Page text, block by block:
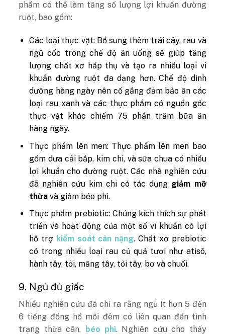
phẩm có thể làm tăng số lượng lợi khuẩn đường
ruột, bao gồm:
Các loại thực vật: Bổ sung thêm trái cây, rau và
ngũ cốc trong chế độ ăn uống sẽ giúp tăng
lượng chất xơ hấp thụ và tạo ra nhiều loại vi
khuẩn đường ruột đa dạng hơn. Chế độ dinh
dưỡng hàng ngày nên cố gắng đảm bảo ăn các
loại rau xanh và các thực phẩm có nguồn gốc
thực vật khác chiếm 75 phần trăm bữa ăn
hàng ngày.
Thực phẩm lên men: Thực phẩm lên men bao
gồm dưa cải bắp, kim chi, và sữa chua có nhiều
lợi khuẩn cho đường ruột. Các nhà nghiên cứu
đã nghiên cứu kim chi có tác dụng giảm mỡ
thừavà giảm béo phì.
Thực phẩm prebiotic: Chúng kích thích sự phát
triển và hoạt động của một số vi khuẩn có lợi
hỗ trợ kiểm soát cân nặng. Chất xơ prebiotic
có trong nhiều loại rau củ quả tươi như atisô,
hành tây, tỏi, măng tây, tỏi tây, bơ và chuối.
9. Ngủ đủ giấc
Nhiều nghiên cứu đã chỉ ra rằng ngủ ít hơn 5 đến
6 tiếng đồng hồ mỗi đêm có liên quan đến tình
trạng thừa cân,
béo phì. Nghiên cứu cho thấy